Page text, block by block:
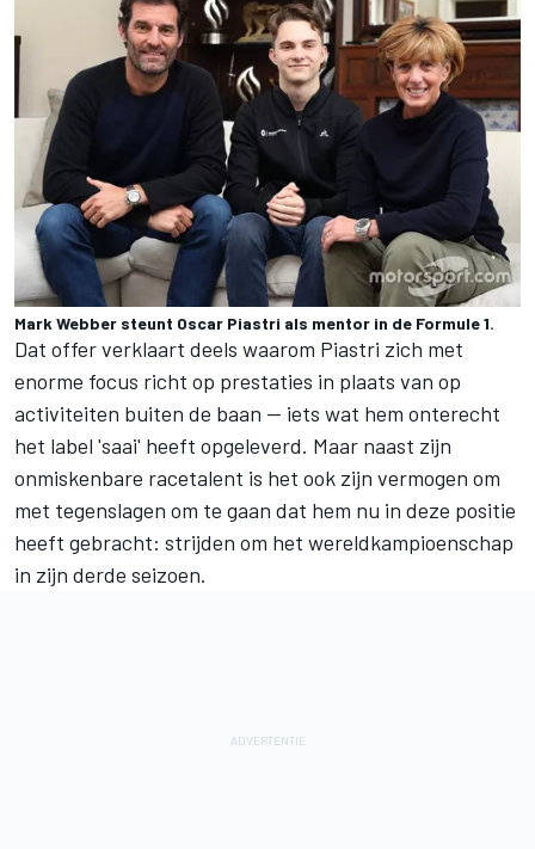
Mark Webber steunt Oscar Piastri als mentor in de Formule 1.
Dat offer verklaart deels waarom Piastri zich met
enorme focus richt op prestaties in plaats van op
activiteiten buiten de baan — iets wat hem onterecht
het label 'saai' heeft opgeleverd. Maar naast zijn
onmiskenbare racetalent is het ook zijn vermogen om
met tegenslagen om te gaan dat hem nu in deze positie
heeft gebracht: strijden om het wereldkampioenschap
in zijn derde seizoen.